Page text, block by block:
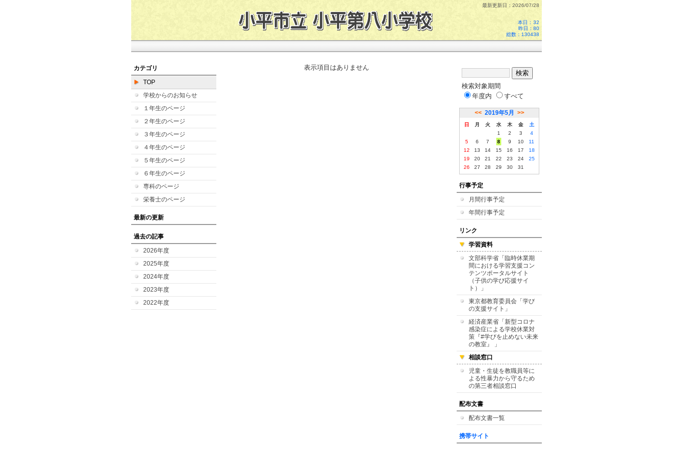
最新更新日：2026/07/28
本日： 32
昨日：80
総数：130438
カテゴリ
TOP
学校からのお知らせ
１年生のページ
２年生のページ
３年生のページ
４年生のページ
５年生のページ
６年生のページ
専科のページ
栄養士のページ
最新の更新
過去の記事
2026年度
2025年度
2024年度
2023年度
2022年度
表示項目はありません
検索対象期間
年度内
すべて
<< 2019年5月 >>
日 月 火 水 木 金
土
1
2 3
4
5
6 7 8 9 10
11
12
13 14 15 16 17
18
19
20 21 22 23 24
25
26
27 28 29 30 31
行事予定
月間行事予定
年間行事予定
リンク
学習資料
文部科学省「臨時休業期
間における学習支援コン
テンツポータルサイト
（子供の学び応援サイ
ト）」
東京都教育委員会「学び
の支援サイト」
経済産業省「新型コロナ
感染症による学校休業対
策『#学びを止めない未来
の教室』 」
相談窓口
児童・生徒を教職員等に
よる性暴力から守るため
の第三者相談窓口
配布文書
配布文書一覧
携帯サイト